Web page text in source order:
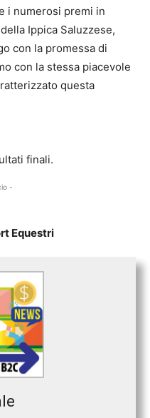
i numerosi premi in
Ippica Saluzzese,
con la promessa di
con la stessa piacevole
questa
finali.
-
Equestri